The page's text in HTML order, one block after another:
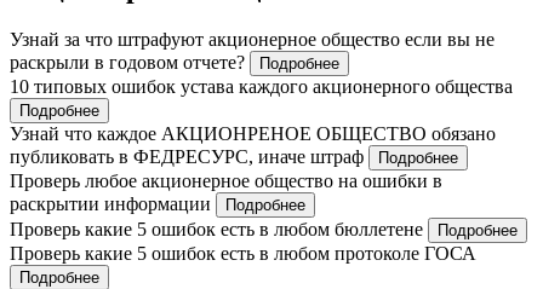
Узнай за что штрафуют акционерное общество если вы не
раскрыли в годовом отчете?
Подробнее
10 типовых ошибок устава каждого акционерного общества
Подробнее
Узнай что каждое АКЦИОНРЕНОЕ ОБЩЕСТВО обязано
публиковать в ФЕДРЕСУРС, иначе штраф
Подробнее
Проверь любое акционерное общество на ошибки в
раскрытии информации
Подробнее
Проверь какие 5 ошибок есть в любом бюллетене Подробнее
Проверь какие 5 ошибок есть в любом протоколе ГОСА
Подробнее